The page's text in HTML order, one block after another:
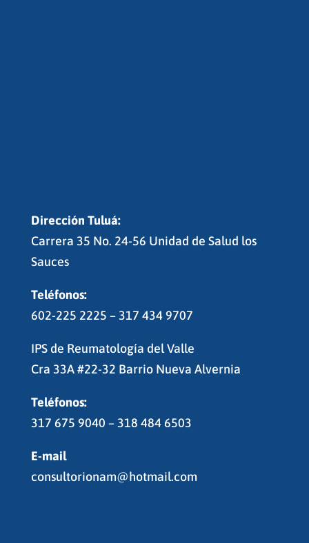
Dirección Tuluá:
Carrera 35 No. 24-56 Unidad de Salud los
Sauces
Teléfonos:
602-225 2225 – 317 434 9707
IPS de Reumatología del Valle
Cra 33A #22-32 Barrio Nueva Alvernia
Teléfonos:
317 675 9040 – 318 484 6503
E-mail
consultorionam@hotmail.com